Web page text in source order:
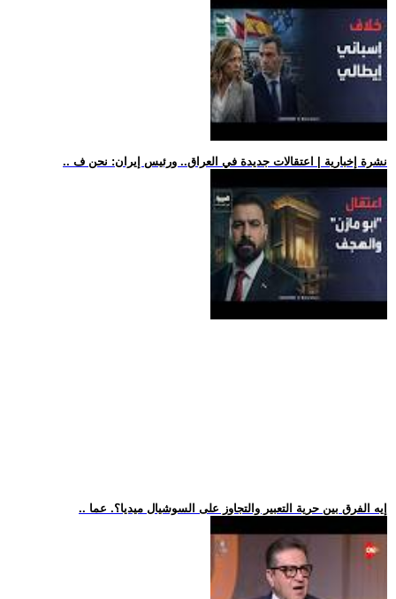
.. نشرة إخبارية | اعتقالات جديدة في العراق.. ورئيس إيران: نحن ف
.. إيه الفرق بين حرية التعبير والتجاوز على السوشيال ميديا؟. عما